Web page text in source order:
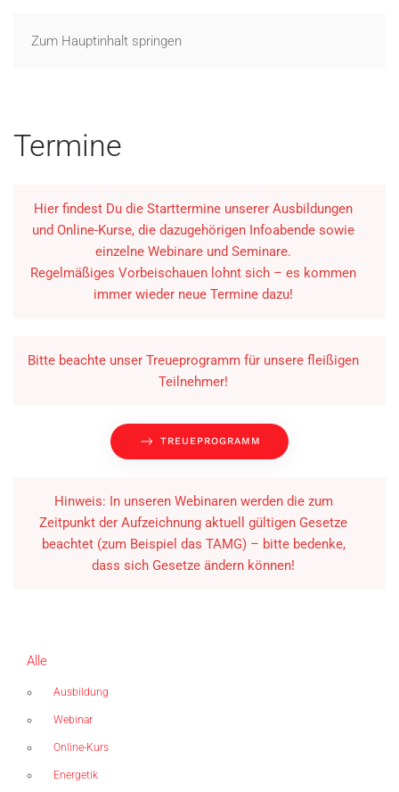
Zum Hauptinhalt springen
Termine
Hier findest Du die Starttermine unserer Ausbildungen
und Online-Kurse, die dazugehörigen Infoabende sowie
einzelne Webinare und Seminare.
Regelmäßiges Vorbeischauen lohnt sich – es kommen
immer wieder neue Termine dazu!
Bitte beachte unser Treueprogramm für unsere fleißigen
Teilnehmer!
TREUEPROGRAMM
Hinweis: In unseren Webinaren werden die zum
Zeitpunkt der Aufzeichnung aktuell gültigen Gesetze
beachtet (zum Beispiel das TAMG) – bitte bedenke,
dass sich Gesetze ändern können!
Alle
Ausbildung
Webinar
Online-Kurs
Energetik